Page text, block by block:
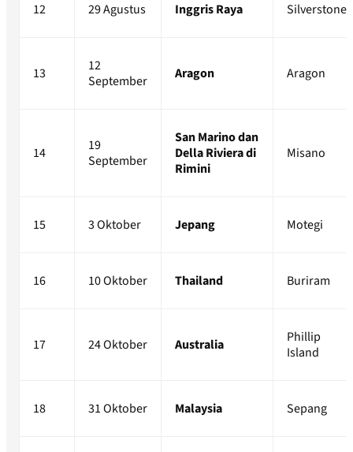
12 29 Agustus Inggris Raya Silverstone
13
12
September
Aragon Aragon
14
19
September
San Marino dan
Della Riviera di
Rimini
Misano
15 3 Oktober Jepang Motegi
16 10 Oktober Thailand Buriram
17 24 Oktober Australia
Phillip
Island
18 31 Oktober Malaysia Sepang